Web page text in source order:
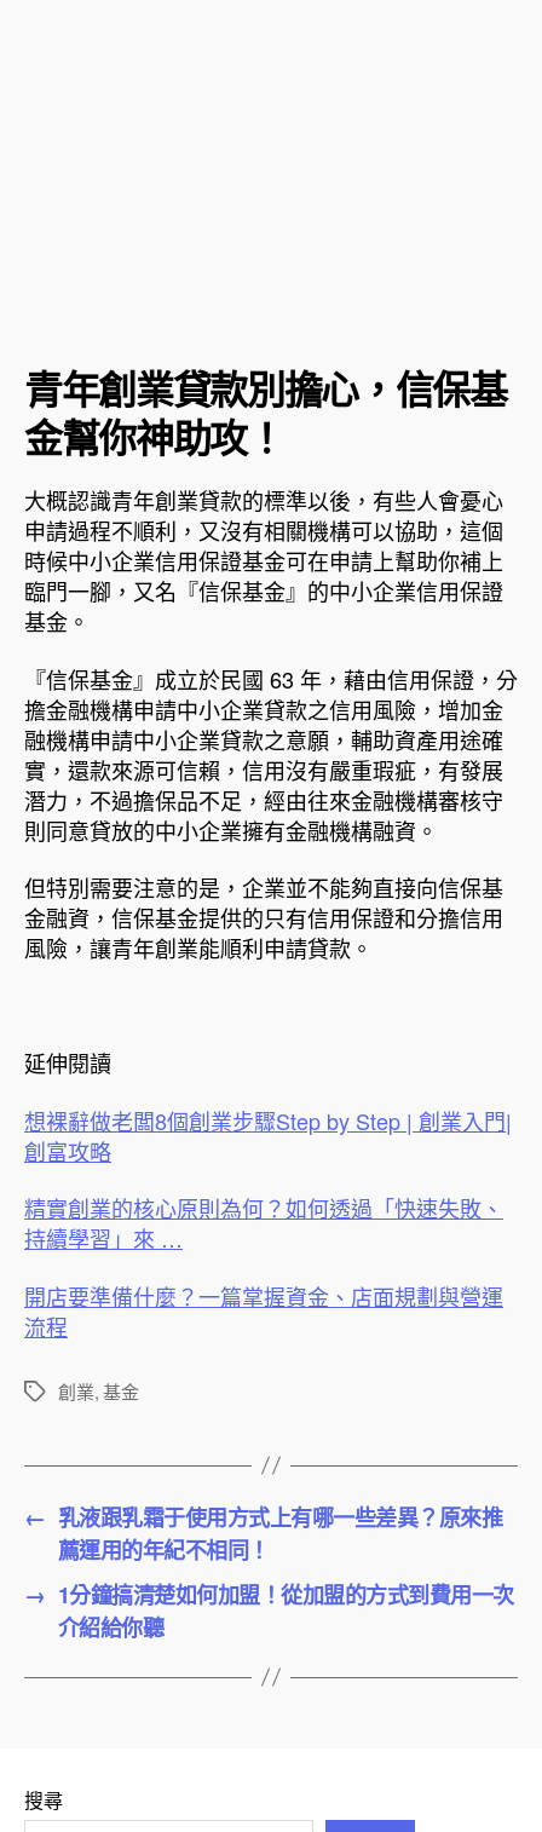
青年創業貸款別擔心，信保基
金幫你神助攻！
大概認識青年創業貸款的標準以後，有些人會憂心
申請過程不順利，又沒有相關機構可以協助，這個
時候中小企業信用保證基金可在申請上幫助你補上
臨門一腳，又名『信保基金』的中小企業信用保證
基金。
『信保基金』成立於民國 63 年，藉由信用保證，分
擔金融機構申請中小企業貸款之信用風險，增加金
融機構申請中小企業貸款之意願，輔助資產用途確
實，還款來源可信賴，信用沒有嚴重瑕疵，有發展
潛力，不過擔保品不足，經由往來金融機構審核守
則同意貸放的中小企業擁有金融機構融資。
但特別需要注意的是，企業並不能夠直接向信保基
金融資，信保基金提供的只有信用保證和分擔信用
風險，讓青年創業能順利申請貸款。
延伸閱讀
想裸辭做老闆8個創業步驟Step by Step | 創業入門|
創富攻略
精實創業的核心原則為何？如何透過「快速失敗、
持續學習」來 …
開店要準備什麼？一篇掌握資金、店面規劃與營運
流程
標
創業,基金
← 乳液跟乳霜于使用方式上有哪一些差異？原來推
薦運用的年紀不相同！
→ 1分鐘搞清楚如何加盟！從加盟的方式到費用一次
介紹給你聽
搜尋